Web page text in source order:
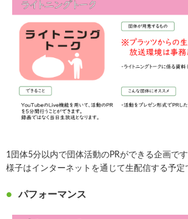
1団体5分以内で団体活動のPRができる企画で
様子はインターネットを通じて生配信する予定
パフォーマンス